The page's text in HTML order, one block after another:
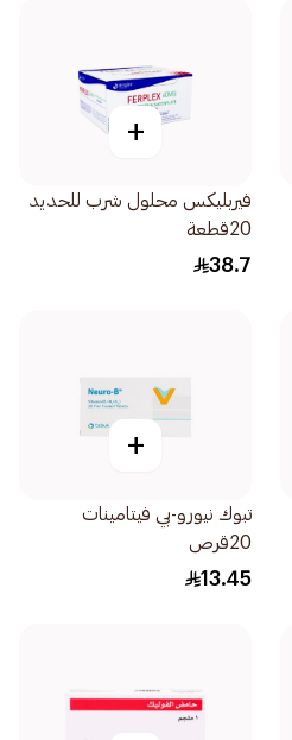
+
فيربليكس محلول شرب للحديد
20قطعة
38.7
+
تبوك نيورو-بي فيتامينات
20قرص
13.45